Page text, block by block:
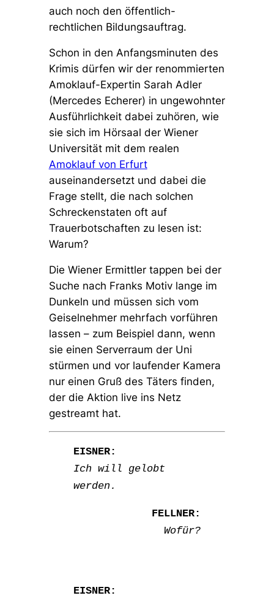
auch noch den öffentlich-
rechtlichen Bildungsauftrag.
Schon in den Anfangsminuten des
Krimis dürfen wir der renommierten
Amoklauf-Expertin Sarah Adler
(Mercedes Echerer) in ungewohnter
Ausführlichkeit dabei zuhören, wie
sie sich im Hörsaal der Wiener
Universität mit dem realen
Amoklauf von Erfurt
auseinandersetzt und dabei die
Frage stellt, die nach solchen
Schreckenstaten oft auf
Trauerbotschaften zu lesen ist:
Warum?
Die Wiener Ermittler tappen bei der
Suche nach Franks Motiv lange im
Dunkeln und müssen sich vom
Geiselnehmer mehrfach vorführen
lassen – zum Beispiel dann, wenn
sie einen Serverraum der Uni
stürmen und vor laufender Kamera
nur einen Gruß des Täters finden,
der die Aktion live ins Netz
gestreamt hat.
EISNER:
Ich will gelobt
werden.
FELLNER:
Wofür?
EISNER: